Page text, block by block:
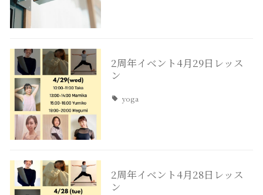
2周年イベント4月29日レッス
ン
yoga
2周年イベント4月28日レッス
ン